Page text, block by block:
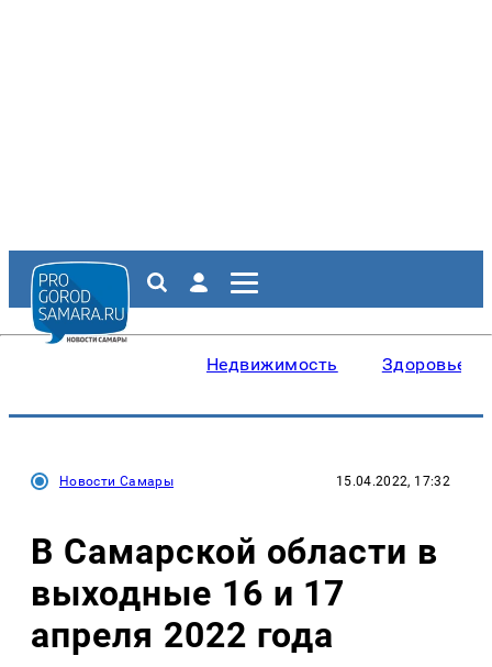
Недвижимость Здоровье
Новости Самары 15.04.2022, 17:32
В Самарской области в
выходные 16 и 17
апреля 2022 года